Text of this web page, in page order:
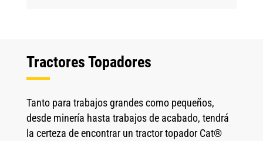
Tractores Topadores
Tanto para trabajos grandes como pequeños,
desde minería hasta trabajos de acabado, tendrá
la certeza de encontrar un tractor topador Cat®